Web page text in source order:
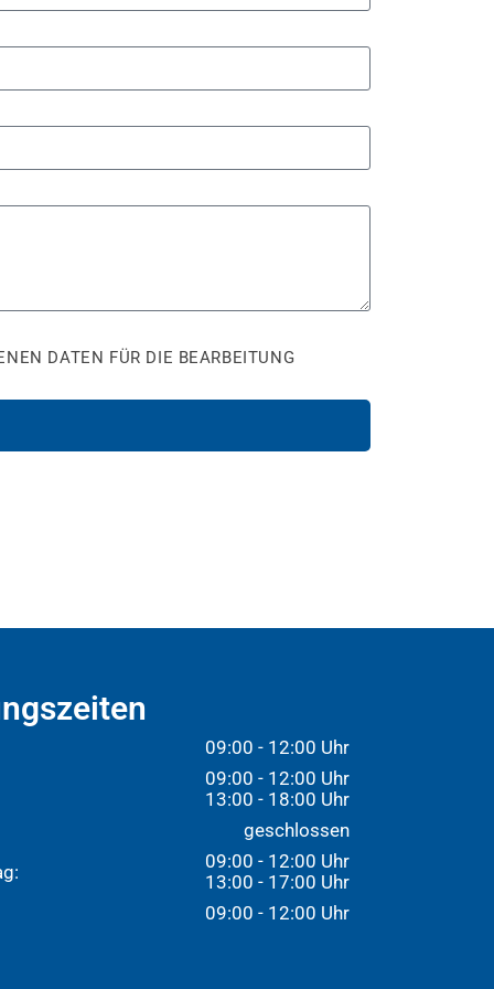
DATEN FÜR DIE BEARBEITUNG
09:00 - 12:00 Uhr
09:00 - 12:00 Uhr
13:00 - 18:00 Uhr
geschlossen
09:00 - 12:00 Uhr
13:00 - 17:00 Uhr
09:00 - 12:00 Uhr